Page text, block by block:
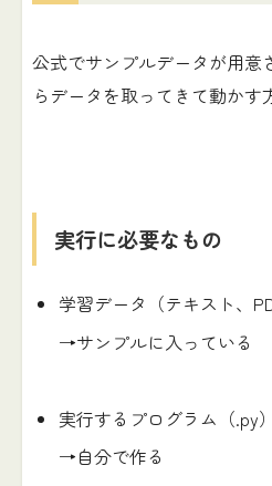
公式でサンプルデータが用意
らデータを取ってきて動かす
実行に必要なもの
学習データ（テキスト、
→サンプルに入っている
実行するプログラム（.py）
→自分で作る